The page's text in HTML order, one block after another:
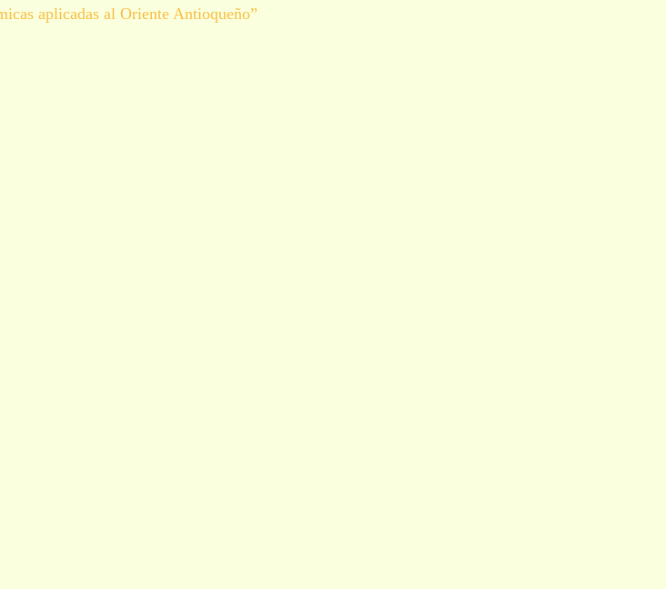
aplicadas al Oriente Antioqueño”